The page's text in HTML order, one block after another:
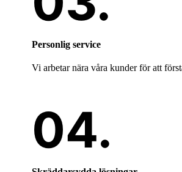
Personlig service
Vi arbetar nära våra kunder för att